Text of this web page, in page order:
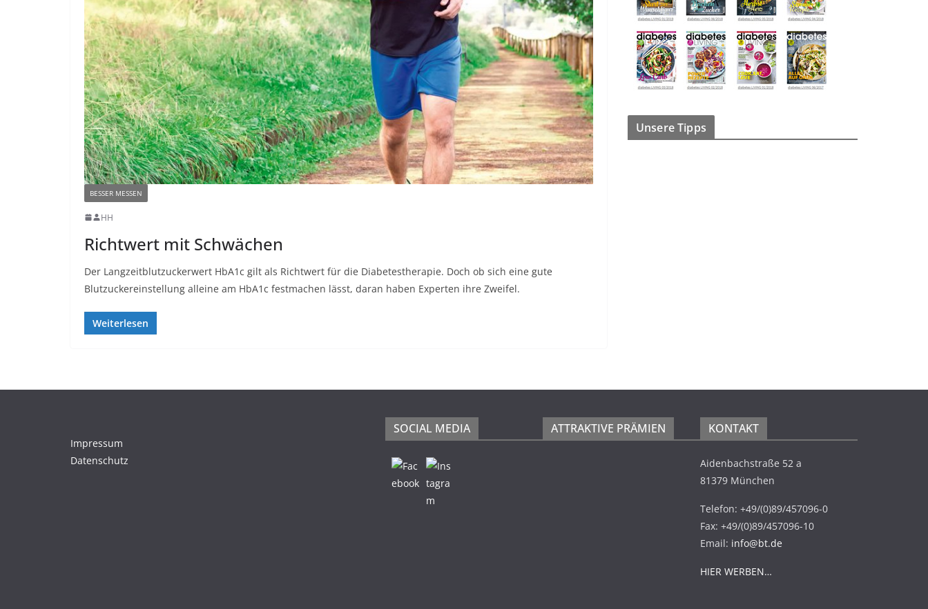
BESSER MESSEN
HH
Richtwert mit Schwächen
Der Langzeitblutzuckerwert HbA1c gilt als Richtwert für die Diabetestherapie. Doch ob sich eine gute
Blutzuckereinstellung alleine am HbA1c festmachen lässt, daran haben Experten ihre Zweifel.
Weiterlesen
Unsere Tipps
Impressum
Datenschutz
SOCIAL MEDIA ATTRAKTIVE PRÄMIEN KONTAKT
Aidenbachstraße 52 a
81379 München
Telefon: +49/(0)89/457096-0
Fax: +49/(0)89/457096-10
Email: info@bt.de
HIER WERBEN…